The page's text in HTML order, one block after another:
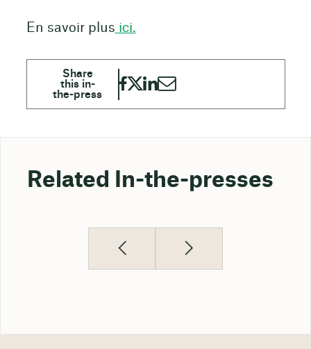
En savoir plus ici.
Related In-the-presses